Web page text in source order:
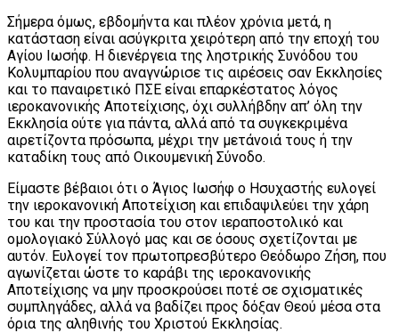
Σήμερα όμως, εβδομήντα και πλέον χρόνια μετά, η
κατάσταση είναι ασύγκριτα χειρότερη από την εποχή του
Αγίου Ιωσήφ. Η διενέργεια της ληστρικής Συνόδου του
Κολυμπαρίου που αναγνώρισε τις αιρέσεις σαν Εκκλησίες
και το παναιρετικό ΠΣΕ είναι επαρκέστατος λόγος
ιεροκανονικής Αποτείχισης, όχι συλλήβδην απ’ όλη την
Εκκλησία ούτε για πάντα, αλλά από τα συγκεκριμένα
αιρετίζοντα πρόσωπα, μέχρι την μετάνοιά τους ή την
καταδίκη τους από Οικουμενική Σύνοδο.
Είμαστε βέβαιοι ότι ο Άγιος Ιωσήφ ο Ησυχαστής ευλογεί
την ιεροκανονική Αποτείχιση και επιδαψιλεύει την χάρη
του και την προστασία του στον ιεραποστολικό και
ομολογιακό Σύλλογό μας και σε όσους σχετίζονται με
αυτόν. Ευλογεί τον πρωτοπρεσβύτερο Θεόδωρο Ζήση, που
αγωνίζεται ώστε το καράβι της ιεροκανονικής
Αποτείχισης να μην προσκρούσει ποτέ σε σχισματικές
συμπληγάδες, αλλά να βαδίζει προς δόξαν Θεού μέσα στα
όρια της αληθινής του Χριστού Εκκλησίας.